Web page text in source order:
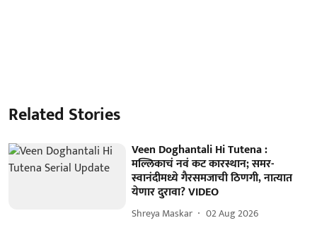
Related Stories
Veen Doghantali Hi Tutena :
मल्लिकाचं नवं कट कारस्थान; समर-
स्वानंदीमध्ये गैरसमजाची ठिणगी, नात्यात
येणार दुरावा? VIDEO
Shreya Maskar 02 Aug 2026